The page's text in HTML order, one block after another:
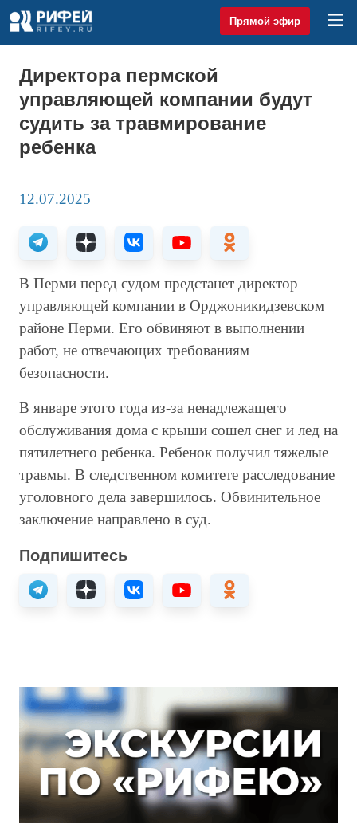
Прямой эфир
Директора пермской
управляющей компании будут
судить за травмирование
ребенка
12.07.2025
В Перми перед судом предстанет директор
управляющей компании в Орджоникидзевском
районе Перми. Его обвиняют в выполнении
работ, не отвечающих требованиям
безопасности.
В январе этого года из-за ненадлежащего
обслуживания дома с крыши сошел снег и лед на
пятилетнего ребенка. Ребенок получил тяжелые
травмы. В следственном комитете расследование
уголовного дела завершилось. Обвинительное
заключение направлено в суд.
Подпишитесь